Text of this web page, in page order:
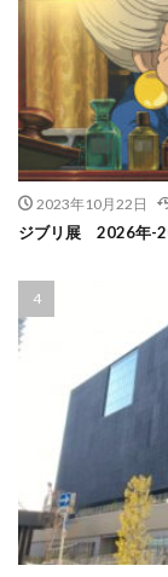
2023年10月22日
ジブリ展 2026年-